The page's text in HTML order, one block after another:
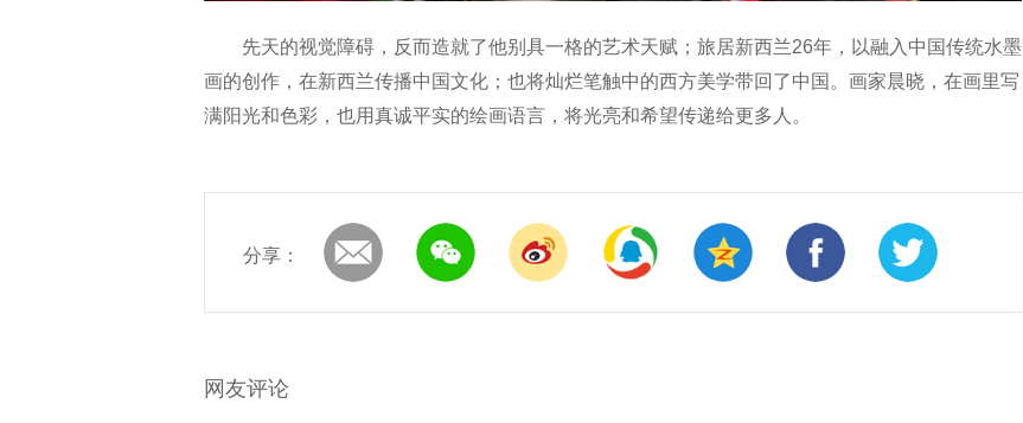
先天的视觉障碍，反而造就了他别具一格的艺术天赋；旅居新西兰26年，以融入中国传统水墨
画的创作，在新西兰传播中国文化；也将灿烂笔触中的西方美学带回了中国。画家晨晓，在画里写
满阳光和色彩，也用真诚平实的绘画语言，将光亮和希望传递给更多人。
分享：
网友评论